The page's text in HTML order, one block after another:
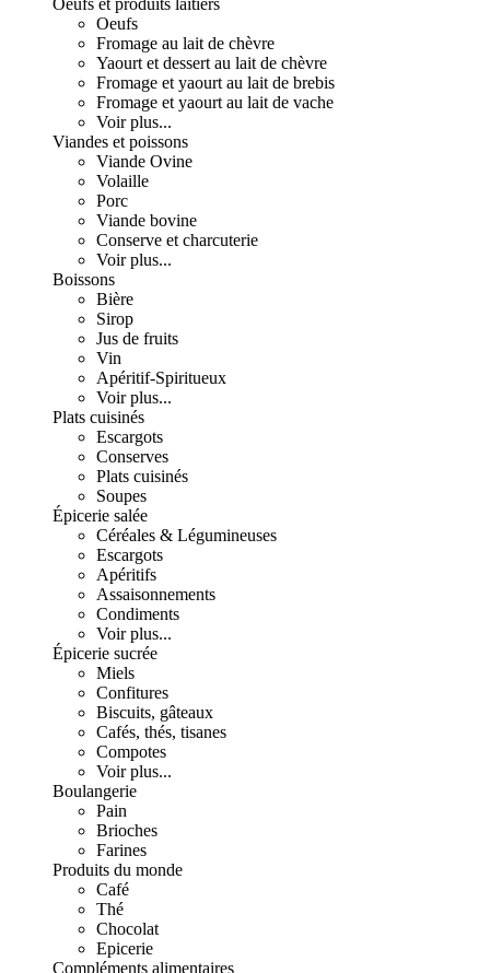
Oeufs et produits laitiers
Oeufs
Fromage au lait de chèvre
Yaourt et dessert au lait de chèvre
Fromage et yaourt au lait de brebis
Fromage et yaourt au lait de vache
Voir plus...
Viandes et poissons
Viande Ovine
Volaille
Porc
Viande bovine
Conserve et charcuterie
Voir plus...
Boissons
Bière
Sirop
Jus de fruits
Vin
Apéritif-Spiritueux
Voir plus...
Plats cuisinés
Escargots
Conserves
Plats cuisinés
Soupes
Épicerie salée
Céréales & Légumineuses
Escargots
Apéritifs
Assaisonnements
Condiments
Voir plus...
Épicerie sucrée
Miels
Confitures
Biscuits, gâteaux
Cafés, thés, tisanes
Compotes
Voir plus...
Boulangerie
Pain
Brioches
Farines
Produits du monde
Café
Thé
Chocolat
Epicerie
Compléments alimentaires